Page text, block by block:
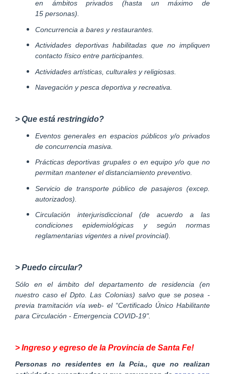
en ámbitos privados (hasta un máximo de
15 personas).
Concurrencia a bares y restaurantes.
Actividades deportivas habilitadas que no impliquen
contacto físico entre participantes.
Actividades artísticas, culturales y religiosas.
Navegación y pesca deportiva y recreativa.
> Que está restringido?
Eventos generales en espacios públicos y/o privados
de concurrencia masiva.
Prácticas deportivas grupales o en equipo y/o que no
permitan mantener el distanciamiento preventivo.
Servicio de transporte público de pasajeros (excep.
autorizados).
Circulación interjurisdiccional (de acuerdo a las
condiciones epidemiológicas y según normas
reglamentarias vigentes a nivel provincial).
> Puedo circular?
Sólo en el ámbito del departamento de residencia (en
nuestro caso el Dpto. Las Colonias) salvo que se posea -
previa tramitación vía web- el “Certificado Único Habilitante
para Circulación - Emergencia COVID-19".
> Ingreso y egreso de la Provincia de Santa Fe!
Personas no residentes en la Pcia., que no realizan